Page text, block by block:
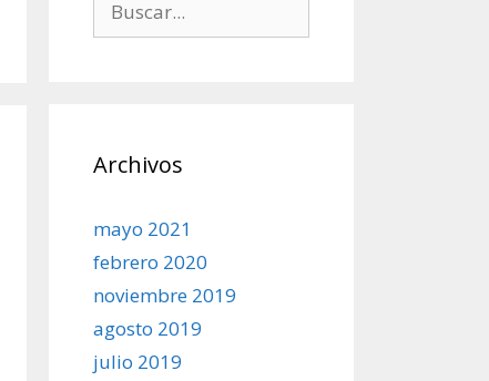
Archivos
mayo 2021
febrero 2020
noviembre 2019
agosto 2019
julio 2019